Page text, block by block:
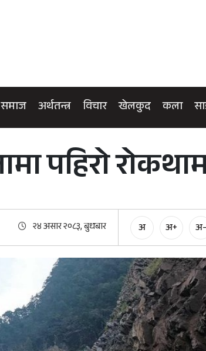
समाज अर्थतन्त्र विचार खेलकुद कला
पहिरो
२४ असार २०८३, बुधबार अ अ+ अ-